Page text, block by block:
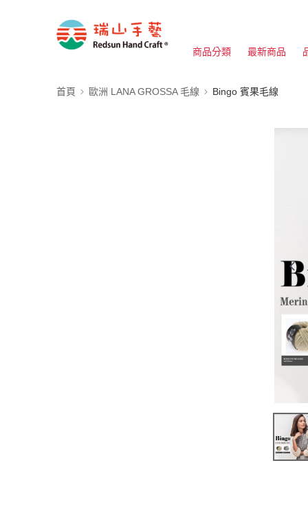
商品分類 最新商品
首頁 歐洲 LANA GROSSA 毛線 Bingo 賓果毛線